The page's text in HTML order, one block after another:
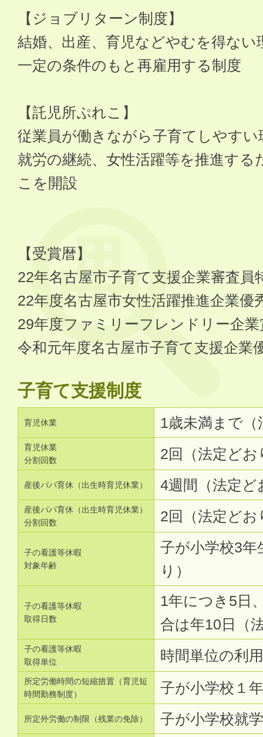
【ジョブリターン制度】
結婚、出産、育児などやむを得ない
一定の条件のもと再雇用する制度
【託児所ぷれこ】
従業員が働きながら子育てしやす
就労の継続、女性活躍等を推進する
こを開設
【受賞暦】
22年名古屋市子育て支援企業審査員
22年度名古屋市女性活躍推進企業優
29年度ファミリーフレンドリー企業
令和元年度名古屋市子育て支援企業
子育て支援制度
育児休業 1歳未満まで
育児休業
分割回数
2回（法定どお
産後パパ育休（出生時育児休業） 4週間（法定ど
産後パパ育休（出生時育児休業）
分割回数
2回（法定どお
子の看護等休暇
対象年齢
子が小学校3年
り）
子の看護等休暇
取得日数
1年につき5日
合は年10日（
子の看護等休暇
取得単位
時間単位の利用
所定労働時間の短縮措置（育児短
時間勤務制度）
子が小学校１
所定外労働の制限（残業の免除） 子が小学校就